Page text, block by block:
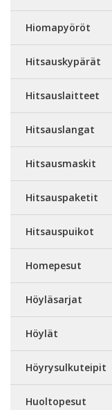
Hiomapyöröt
Hitsauskypärät
Hitsauslaitteet
Hitsauslangat
Hitsausmaskit
Hitsauspaketit
Hitsauspuikot
Homepesut
Höyläsarjat
Höylät
Höyrysulkuteipit
Huoltopesut